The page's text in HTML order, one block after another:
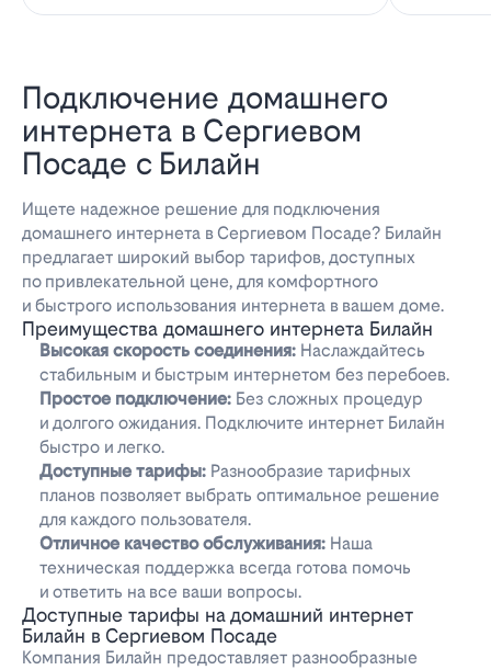
Подключение домашнего
интернета в Сергиевом
Посаде с Билайн
Ищете надежное решение для подключения
домашнего интернета в Сергиевом Посаде? Билайн
предлагает широкий выбор тарифов, доступных
по привлекательной цене, для комфортного
и быстрого использования интернета в вашем доме.
Преимущества домашнего интернета Билайн
Высокая скорость соединения: Наслаждайтесь
стабильным и быстрым интернетом без перебоев.
Простое подключение: Без сложных процедур
и долгого ожидания. Подключите интернет Билайн
быстро и легко.
Доступные тарифы: Разнообразие тарифных
планов позволяет выбрать оптимальное решение
для каждого пользователя.
Отличное качество обслуживания: Наша
техническая поддержка всегда готова помочь
и ответить на все ваши вопросы.
Доступные тарифы на домашний интернет
Билайн в Сергиевом Посаде
Компания Билайн предоставляет разнообразные